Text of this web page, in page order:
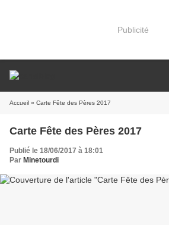
Publicité
Accueil » Carte Fête des Pères 2017
Carte Fête des Pères 2017
Publié le 18/06/2017 à 18:01
Par Minetourdi